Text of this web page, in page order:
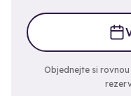
Objednejte si